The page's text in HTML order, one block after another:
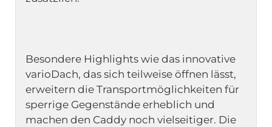
Besondere Highlights wie das innovative
varioDach, das sich teilweise öffnen lässt,
erweitern die Transportmöglichkeiten für
sperrige Gegenstände erheblich und
machen den Caddy noch vielseitiger. Die